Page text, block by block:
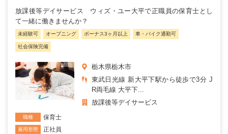
放課後等デイサービス ウィズ・ユー大平で正職員の保育士とし
て一緒に働きませんか？
未経験可 オープニング ボーナス3ヶ月以上 車・バイク通勤可
社会保険完備
栃木県栃木市
東武日光線 新大平下駅から徒歩で3分 J
R両毛線 大平下...
放課後等デイサービス
職種 保育士
雇用形態 正社員